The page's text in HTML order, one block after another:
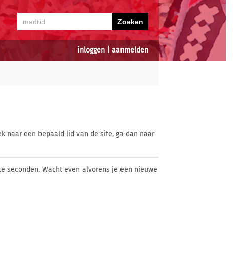
inloggen aanmelden
naar een bepaald lid van de site, ga dan naar
seconden. Wacht even alvorens je een nieuwe